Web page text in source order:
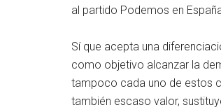
al partido Podemos en
Sí que acepta una
como objetivo alcanzar la
tampoco cada uno de estos
también escaso valor,